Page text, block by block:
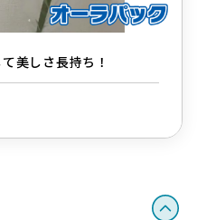
美しさ長持ち！